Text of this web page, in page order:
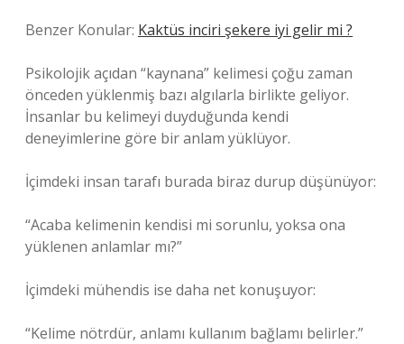
Benzer Konular: Kaktüs inciri şekere iyi gelir mi ?
Psikolojik açıdan “kaynana” kelimesi çoğu zaman
önceden yüklenmiş bazı algılarla birlikte geliyor.
İnsanlar bu kelimeyi duyduğunda kendi
deneyimlerine göre bir anlam yüklüyor.
İçimdeki insan tarafı burada biraz durup düşünüyor:
“Acaba kelimenin kendisi mi sorunlu, yoksa ona
yüklenen anlamlar mı?”
İçimdeki mühendis ise daha net konuşuyor:
“Kelime nötrdür, anlamı kullanım bağlamı belirler.”